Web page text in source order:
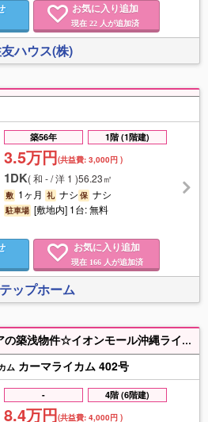
お気に入り追加
現在 22人が追加済
ハウス(株)
築56年 1階 (1階建)
3.5万円(共益費:3,000円 )
1DK(和 - / 洋 1 )56.23㎡
敷 1ヶ月 礼 ナシ保 ナシ
駐車場 [敷地内] 1台: 無料
お気に入り追加
現在 166人が追加済
ップホーム
イオンモール沖縄ライカムが近くて便利☆ネット無料♪
ム カーマライカム 402号
- 4階 (6階建)
8.4万円(共益費:4,000円 )